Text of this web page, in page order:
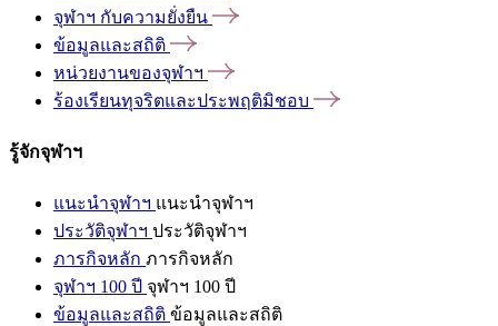
จุฬาฯ กับความยั่งยืน
ข้อมูลและสถิติ
หน่วยงานของจุฬาฯ
ร้องเรียนทุจริตและประพฤติมิชอบ
รู้จักจุฬาฯ
แนะนำจุฬาฯ แนะนำจุฬาฯ
ประวัติจุฬาฯ ประวัติจุฬาฯ
ภารกิจหลัก ภารกิจหลัก
จุฬาฯ 100 ปี จุฬาฯ 100 ปี
ข้อมูลและสถิติ ข้อมูลและสถิติ